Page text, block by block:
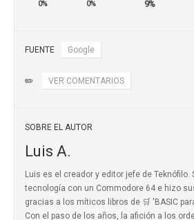
0%
0%
9%
FUENTE Google
✏️ VER COMENTARIOS
SOBRE EL AUTOR
Luis A.
Luis es el creador y editor jefe de Teknófilo.
tecnología con un Commodore 64 e hizo
gracias a los míticos libros de 🛒 'BASIC
Con el paso de los años, la afición a los